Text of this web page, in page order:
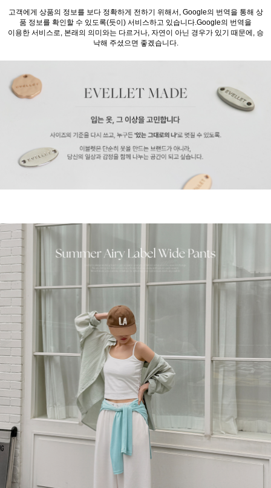
고객에게 상품의 정보를 보다 정확하게 전하기 위해서, Google의 번역을 통해 상
품 정보를 확인할 수 있도록(듯이) 서비스하고 있습니다.Google의 번역을
이용한 서비스로, 본래의 의미와는 다르거나, 자연이 아닌 경우가 있기 때문에, 승
낙해 주셨으면 좋겠습니다.